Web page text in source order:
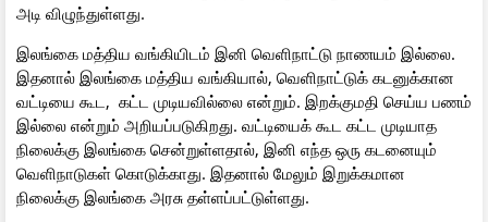
அடி விழுந்துள்ளது.
இலங்கை மத்திய வங்கியிடம் இனி வெளிநாட்டு நாணயம் இல்லை.
இதனால் இலங்கை மத்திய வங்கியால், வெளிநாட்டுக் கடனுக்கான
வட்டியை கூட, கட்ட முடியவில்லை என்றும். இறக்குமதி செய்ய பணம்
இல்லை என்றும் அறியப்படுகிறது. வட்டியைக் கூட கட்ட முடியாத
நிலைக்கு இலங்கை சென்றுள்ளதால், இனி எந்த ஒரு கடனையும்
வெளிநாடுகள் கொடுக்காது. இதனால் மேலும் இறுக்கமான
நிலைக்கு இலங்கை அரசு தள்ளப்பட்டுள்ளது.